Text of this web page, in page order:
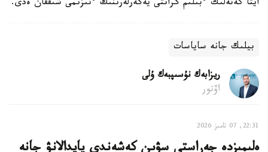
ايتا كەتەلىك ءبىلىم گرانتى يەگەرلەرىنىڭ ءتىزىمى شىققان ەدى.
بيلىك جانە ساياسات
ريزابەك نۇسىپبەك ۇلى
اۆتور
22:31, 07 تامىز 2026